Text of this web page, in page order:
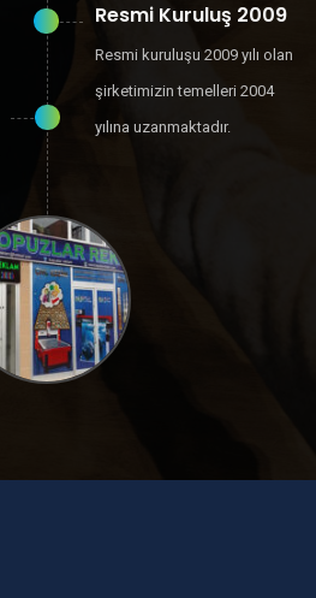
Resmi Kuruluş 2009
Resmi kuruluşu 2009 yılı olan
şirketimizin temelleri 2004
yılına uzanmaktadır.